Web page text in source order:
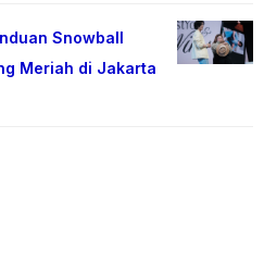
Snowball
Meriah di Jakarta